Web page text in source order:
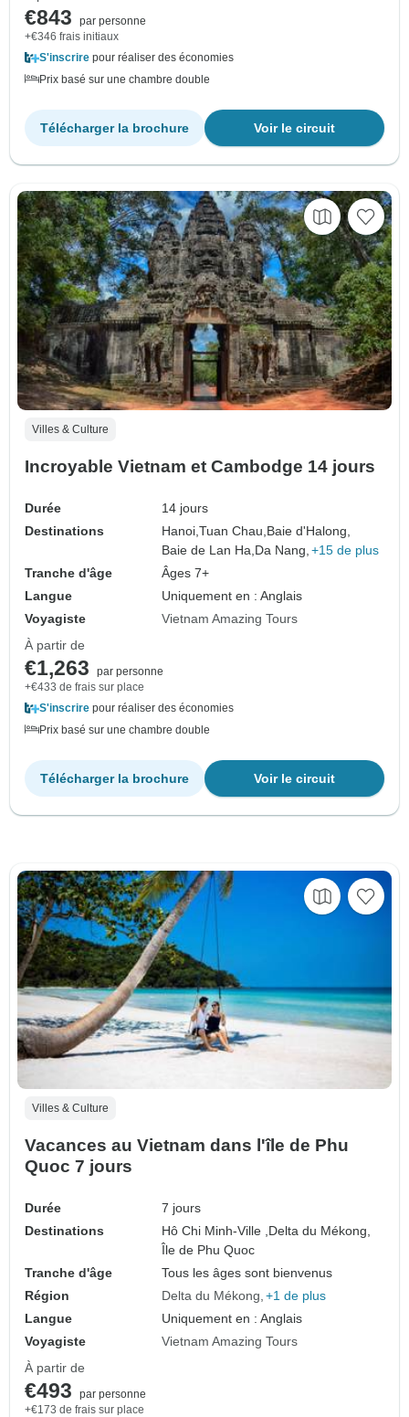
€843
par personne
+€346 frais initiaux
S'inscrire pour réaliser des économies
Prix basé sur une chambre double
Voir le circuit
Télécharger la brochure
Villes & Culture
Incroyable Vietnam et Cambodge 14 jours
Durée
14 jours
Destinations
Hanoi,Tuan Chau, Baie d'Halong,
Baie de Lan Ha, Da Nang, +15 de plus
Tranche d'âge
Âges 7+
Langue
Uniquement en : Anglais
Voyagiste
Vietnam Amazing Tours
À partir de
€1,263
par personne
+€433 de frais sur place
S'inscrire pour réaliser des économies
Prix basé sur une chambre double
Voir le circuit
Télécharger la brochure
Villes & Culture
Vacances au Vietnam dans l'île de Phu
Quoc 7 jours
Durée
7 jours
Destinations
Hô Chi Minh-Ville , Delta du Mékong,
Île de Phu Quoc
Tranche d'âge
Tous les âges sont bienvenus
Région
Delta du Mékong +1 de plus
Langue
Uniquement en : Anglais
Voyagiste
Vietnam Amazing Tours
À partir de
€493
par personne
+€173 de frais sur place